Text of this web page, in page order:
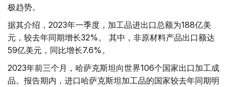
极趋势。
据其介绍，2023年一季度，加工品进出口总额为188亿美
元，较去年同期增长32%。 其中，非原材料产品出口额达
59亿美元，同比增长7.6%。
2023年前三个月，哈萨克斯坦向世界106个国家出口加工成
品。报告期内，进口哈萨克斯坦加工品的国家较去年同期明